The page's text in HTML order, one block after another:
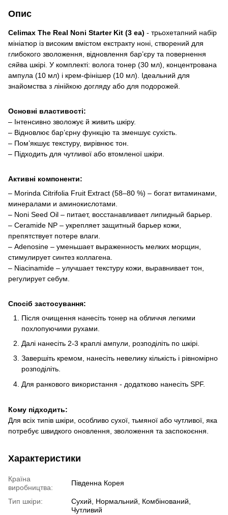
Опис
Celimax The Real Noni Starter Kit (3 ea) - трьохетапний набір
мініатюр із високим вмістом екстракту ноні, створений для
глибокого зволоження, відновлення бар’єру та повернення
сяйва шкірі. У комплекті: волога тонер (30 мл), концентрована
ампула (10 мл) і крем-фінішер (10 мл). Ідеальний для
знайомства з лінійкою догляду або для подорожей.
Основні властивості:
– Інтенсивно зволожує й живить шкіру.
– Відновлює бар’єрну функцію та зменшує сухість.
– Пом’якшує текстуру, вирівнює тон.
– Підходить для чутливої або втомленої шкіри.
Активні компоненти:
– Morinda Citrifolia Fruit Extract (58–80 %) – богат витаминами,
минералами и аминокислотами.
– Noni Seed Oil – питает, восстанавливает липидный барьер.
– Ceramide NP – укрепляет защитный барьер кожи,
препятствует потере влаги.
– Adenosine – уменьшает выраженность мелких морщин,
стимулирует синтез коллагена.
– Niacinamide – улучшает текстуру кожи, выравнивает тон,
регулирует себум.
Спосіб застосування:
Після очищення нанесіть тонер на обличчя легкими
похлопуючими рухами.
Далі нанесіть 2-3 краплі ампули, розподіліть по шкірі.
Завершіть кремом, нанесіть невелику кількість і рівномірно
розподіліть.
Для ранкового використання - додатково нанесіть SPF.
Кому підходить:
Для всіх типів шкіри, особливо сухої, тьмяної або чутливої, яка
потребує швидкого оновлення, зволоження та заспокоєння.
Характеристики
Країна
виробництва:
Південна Корея
Тип шкіри:
Сухий, Нормальний, Комбінований,
Чутливий